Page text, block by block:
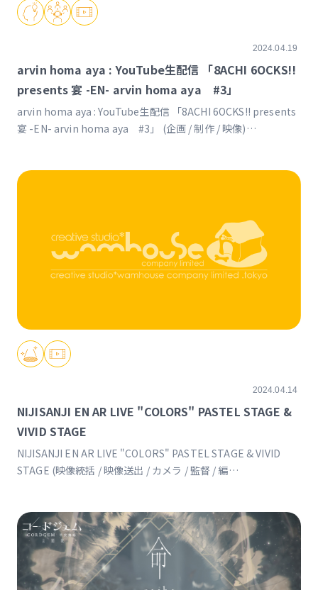
2024.04.19
arvin homa aya : YouTube生配信 「8ACHI 6OCKS!!
presents 宴 -EN- arvin homa aya #3」
arvin homa aya : YouTube生配信 「8ACHI 6OCKS!! presents
宴 -EN- arvin homa aya #3」 (企画 / 制作 / 映像)
2024.04.14
NIJISANJI EN AR LIVE "COLORS" PASTEL STAGE &
VIVID STAGE
NIJISANJI EN AR LIVE "COLORS" PASTEL STAGE & VIVID
STAGE (映像統括 / 映像送出 / カメラ / 監督 / 編